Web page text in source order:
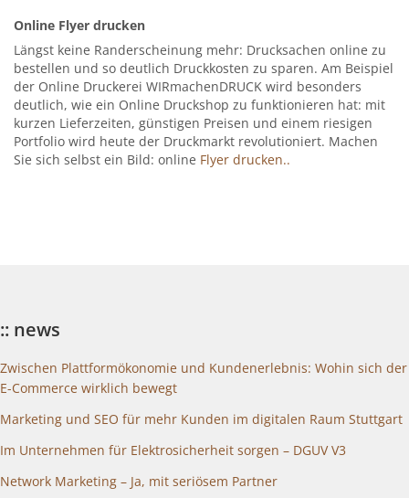
Online Flyer drucken
Längst keine Randerscheinung mehr: Drucksachen online zu
bestellen und so deutlich Druckkosten zu sparen. Am Beispiel
der Online Druckerei WIRmachenDRUCK wird besonders
deutlich, wie ein Online Druckshop zu funktionieren hat: mit
kurzen Lieferzeiten, günstigen Preisen und einem riesigen
Portfolio wird heute der Druckmarkt revolutioniert. Machen
Sie sich selbst ein Bild: online Flyer drucken..
:: news
Zwischen Plattformökonomie und Kundenerlebnis: Wohin sich der
E-Commerce wirklich bewegt
Marketing und SEO für mehr Kunden im digitalen Raum Stuttgart
Im Unternehmen für Elektrosicherheit sorgen – DGUV V3
Network Marketing – Ja, mit seriösem Partner